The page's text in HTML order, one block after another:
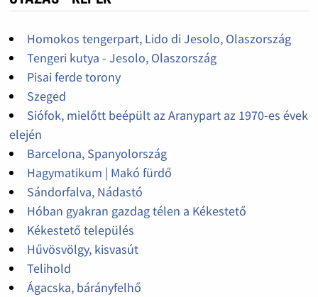
Homokos tengerpart, Lido di Jesolo, Olaszország
Tengeri kutya - Jesolo, Olaszország
Pisai ferde torony
Szeged
Siófok, mielőtt beépült az Aranypart az 1970-es évek
elején
Barcelona, Spanyolország
Hagymatikum | Makó fürdő
Sándorfalva, Nádastó
Hóban gyakran gazdag télen a Kékestető
Kékestető település
Hűvösvölgy, kisvasút
Telihold
Ágacska, bárányfelhő